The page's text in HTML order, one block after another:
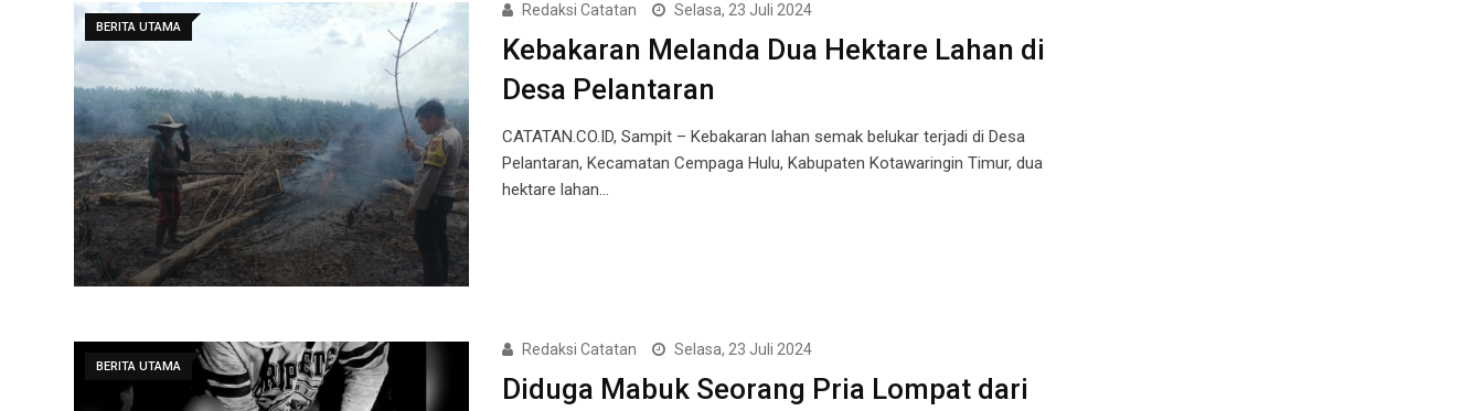
BERITA UTAMA
Redaksi Catatan Selasa, 23 Juli 2024
Kebakaran Melanda Dua Hektare Lahan di
Desa Pelantaran
CATATAN.CO.ID, Sampit – Kebakaran lahan semak belukar terjadi di Desa
Pelantaran, Kecamatan Cempaga Hulu, Kabupaten Kotawaringin Timur, dua
hektare lahan…
BERITA UTAMA
Redaksi Catatan Selasa, 23 Juli 2024
Diduga Mabuk Seorang Pria Lompat dari